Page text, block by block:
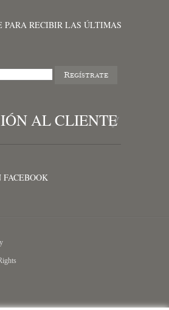
PARA RECIBIR LAS ÚLTIMAS
AL CLIENTE